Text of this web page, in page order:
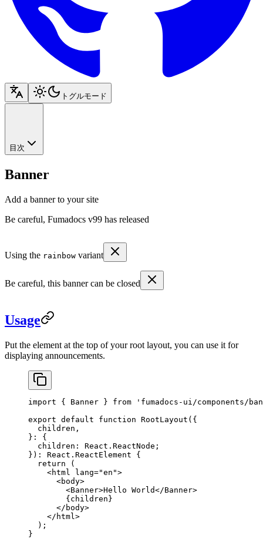
トグルモード
目次
Banner
Add a banner to your site
Be careful, Fumadocs v99 has released
Using the rainbow variant
Be careful, this banner can be closed
Usage
Put the element at the top of your root layout, you can use it for
displaying announcements.
import { Banner } from 'fumadocs-ui/components/
export default function RootLayout ({
  children
,
} :
{
  children
: React . ReactNode ;
}) : React . ReactElement {
  return
(
    <
html lang="en">
      <
body>
        <
Banner>Hello World</Banner>
        {children}
      </
body>
    </
html >
  );
}